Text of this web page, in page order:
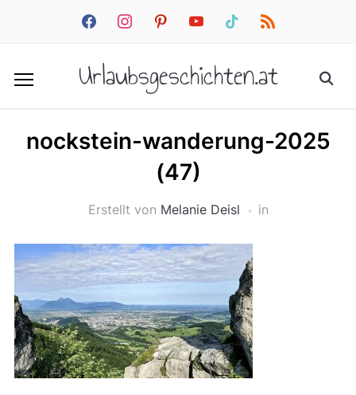
facebookinstagrampinterestyoutube tiktok rss
Urlaubsgeschichten.at
nockstein-wanderung-2025
(47)
Erstellt von Melanie Deisl in